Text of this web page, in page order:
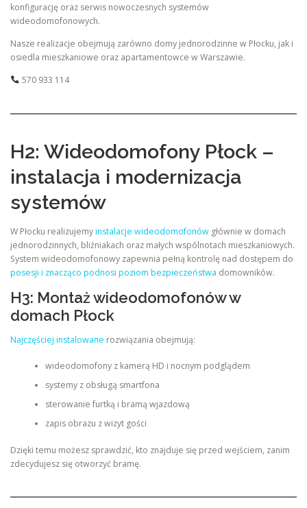
konfigurację oraz serwis nowoczesnych systemów
wideodomofonowych.
Nasze realizacje obejmują zarówno domy jednorodzinne w Płocku, jak i
osiedla mieszkaniowe oraz apartamentowce w Warszawie.
570 933 114
H2: Wideodomofony Płock –
instalacja i modernizacja
systemów
W Płocku realizujemyinstalacje wideodomofonów głównie w domach
jednorodzinnych, bliźniakach oraz małych wspólnotach mieszkaniowych.
System wideodomofonowy zapewnia pełną kontrolę nad dostępem do
posesji i znacząco podnosi poziom bezpieczeństwa domowników.
H3: Montaż wideodomofonów w
domach Płock
Najczęściej instalowane rozwiązania obejmują:
wideodomofony z kamerą HD i nocnym podglądem
systemy z obsługą smartfona
sterowanie furtką i bramą wjazdową
zapis obrazu z wizyt gości
Dzięki temu możesz sprawdzić, kto znajduje się przed wejściem, zanim
zdecydujesz się otworzyć bramę.